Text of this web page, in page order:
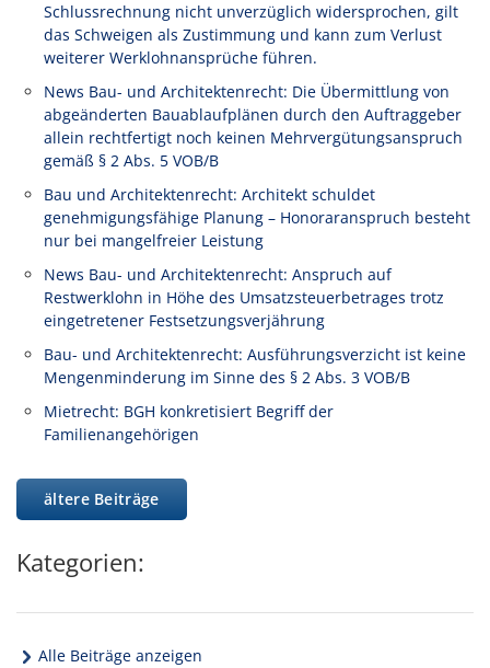
Schlussrechnung nicht unverzüglich widersprochen, gilt
das Schweigen als Zustimmung und kann zum Verlust
weiterer Werklohnansprüche führen.
News Bau- und Architektenrecht: Die Übermittlung von
abgeänderten Bauablaufplänen durch den Auftraggeber
allein rechtfertigt noch keinen Mehrvergütungsanspruch
gemäß § 2 Abs. 5 VOB/B
Bau und Architektenrecht: Architekt schuldet
genehmigungsfähige Planung – Honoraranspruch besteht
nur bei mangelfreier Leistung
News Bau- und Architektenrecht: Anspruch auf
Restwerklohn in Höhe des Umsatzsteuerbetrages trotz
eingetretener Festsetzungsverjährung
Bau- und Architektenrecht: Ausführungsverzicht ist keine
Mengenminderung im Sinne des § 2 Abs. 3 VOB/B
Mietrecht: BGH konkretisiert Begriff der
Familienangehörigen
ältere Beiträge
Kategorien:
Alle Beiträge anzeigen